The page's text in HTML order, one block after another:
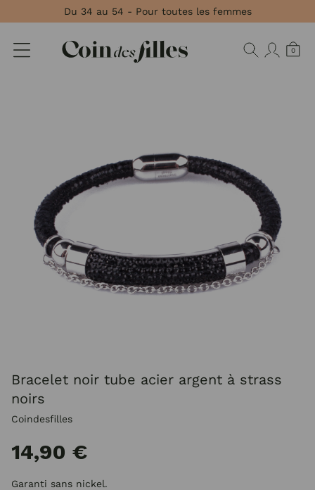
Du 34 au 54 - Pour toutes les femmes
0
Bracelet noir tube acier argent à strass
noirs
Coindesfilles
14,90 €
Garanti sans nickel.
Panneau de gestion des cookies